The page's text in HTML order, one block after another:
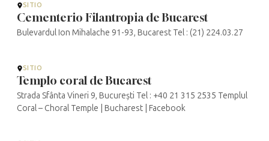
SITIO
Cementerio Filantropia de Bucarest
Bulevardul Ion Mihalache 91-93, Bucarest Tel : (21) 224.03.27
SITIO
Templo coral de Bucarest
Strada Sfânta Vineri 9, București Tel : +40 21 315 2535 Templul
Coral – Choral Temple | Bucharest | Facebook